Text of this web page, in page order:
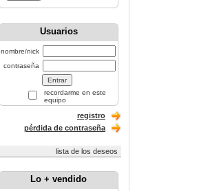
Usuarios
nombre/nick
contraseña
recordarme en este
equipo
registro
pérdida de contraseña
lista de los deseos
Lo + vendido